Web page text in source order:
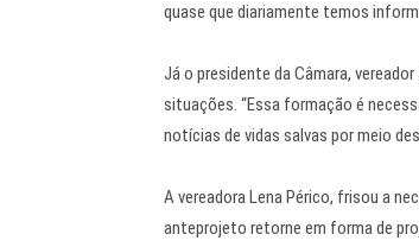
quase que diariamente temos
Já o presidente da Câmara,
situações. “Essa formação é
notícias de vidas salvas por meio
A vereadora Lena Périco, frisou a
anteprojeto retorne em forma de